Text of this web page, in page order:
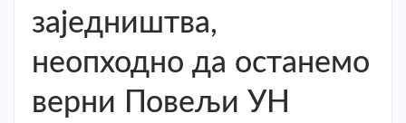
заједништва,
неопходно да останемо
верни Повељи УН